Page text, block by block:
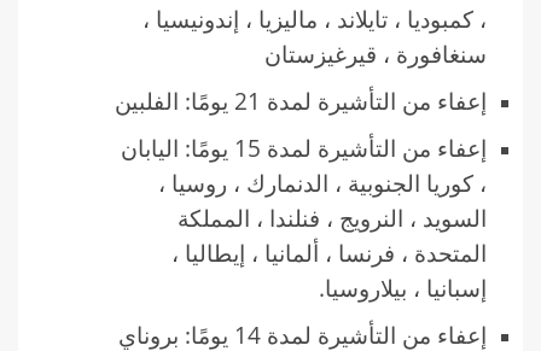
، كمبوديا ، تايلاند ، ماليزيا ، إندونيسيا ،
سنغافورة ، قيرغيزستان
إعفاء من التأشيرة لمدة 21 يومًا: الفلبين
إعفاء من التأشيرة لمدة 15 يومًا: اليابان
، كوريا الجنوبية ، الدنمارك ، روسيا ،
السويد ، النرويج ، فنلندا ، المملكة
المتحدة ، فرنسا ، ألمانيا ، إيطاليا ،
إسبانيا ، بيلاروسيا.
إعفاء من التأشيرة لمدة 14 يومًا: بروناي